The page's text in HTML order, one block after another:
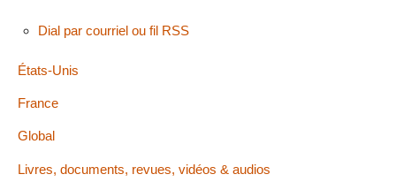
Dial par courriel ou fil RSS
États-Unis
France
Global
Livres, documents, revues, vidéos & audios